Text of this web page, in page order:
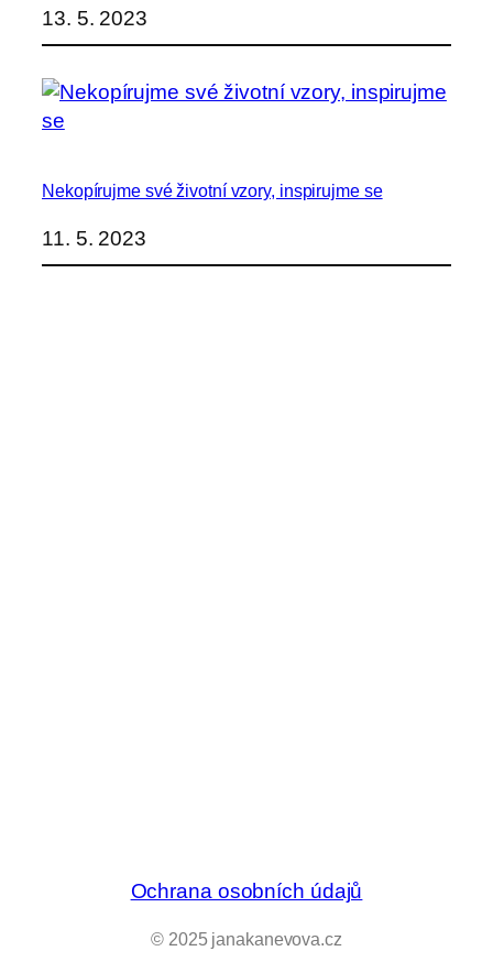
13. 5. 2023
Nekopírujme své životní vzory, inspirujme se
11. 5. 2023
Ochrana osobních údajů
© 2025 janakanevova.cz